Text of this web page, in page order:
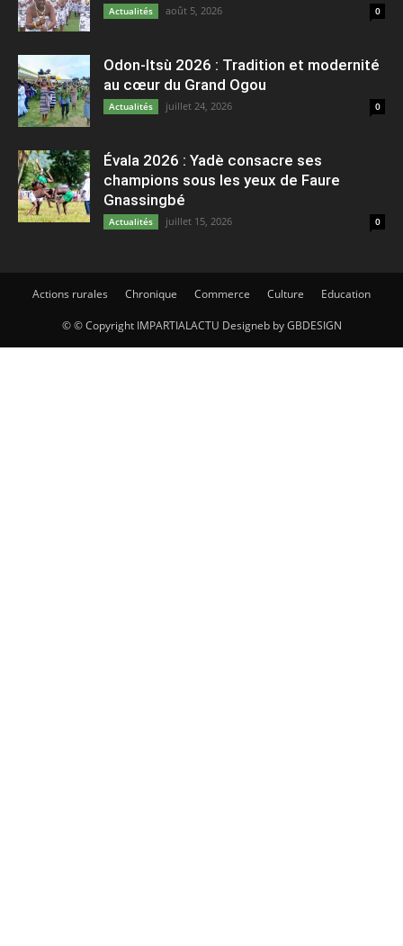
Actualités août 5, 2026 0
Odon-Itsù 2026 : Tradition et modernité
au cœur du Grand Ogou
Actualités juillet 24, 2026 0
Évala 2026 : Yadè consacre ses
champions sous les yeux de Faure
Gnassingbé
Actualités juillet 15, 2026 0
Actions rurales Chronique Commerce Culture Education
© © Copyright IMPARTIALACTU Designeb by GBDESIGN